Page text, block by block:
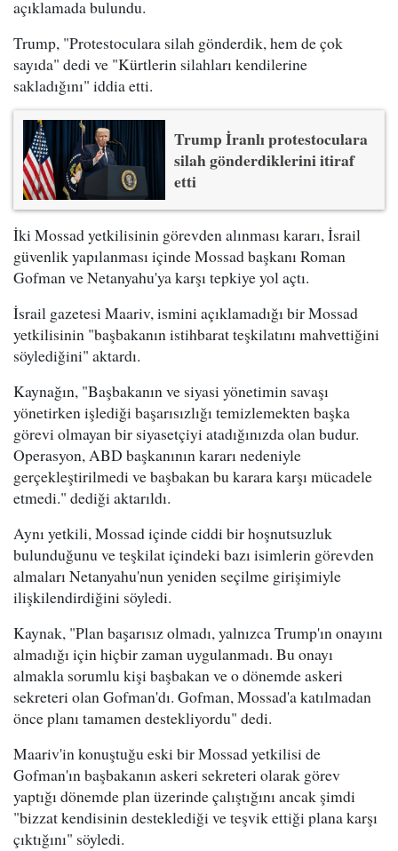
açıklamada bulundu.
Trump, "Protestoculara silah gönderdik, hem de çok
sayıda" dedi ve "Kürtlerin silahları kendilerine
sakladığını" iddia etti.
Trump İranlı protestoculara
silah gönderdiklerini itiraf
etti
İki Mossad yetkilisinin görevden alınması kararı, İsrail
güvenlik yapılanması içinde Mossad başkanı Roman
Gofman ve Netanyahu'ya karşı tepkiye yol açtı.
İsrail gazetesi Maariv, ismini açıklamadığı bir Mossad
yetkilisinin "başbakanın istihbarat teşkilatını mahvettiğini
söylediğini" aktardı.
Kaynağın, "Başbakanın ve siyasi yönetimin savaşı
yönetirken işlediği başarısızlığı temizlemekten başka
görevi olmayan bir siyasetçiyi atadığınızda olan budur.
Operasyon, ABD başkanının kararı nedeniyle
gerçekleştirilmedi ve başbakan bu karara karşı mücadele
etmedi." dediği aktarıldı.
Aynı yetkili, Mossad içinde ciddi bir hoşnutsuzluk
bulunduğunu ve teşkilat içindeki bazı isimlerin görevden
almaları Netanyahu'nun yeniden seçilme girişimiyle
ilişkilendirdiğini söyledi.
Kaynak, "Plan başarısız olmadı, yalnızca Trump'ın onayını
almadığı için hiçbir zaman uygulanmadı. Bu onayı
almakla sorumlu kişi başbakan ve o dönemde askeri
sekreteri olan Gofman'dı. Gofman, Mossad'a katılmadan
önce planı tamamen destekliyordu" dedi.
Maariv'in konuştuğu eski bir Mossad yetkilisi de
Gofman'ın başbakanın askeri sekreteri olarak görev
yaptığı dönemde plan üzerinde çalıştığını ancak şimdi
"bizzat kendisinin desteklediği ve teşvik ettiği plana karşı
çıktığını" söyledi.